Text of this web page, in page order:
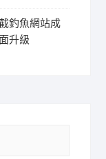
釣魚網站成
升級